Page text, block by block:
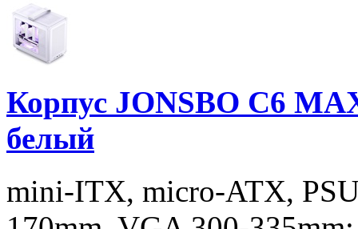
Корпус JONSBO C6
белый
mini-ITX, micro-ATX,